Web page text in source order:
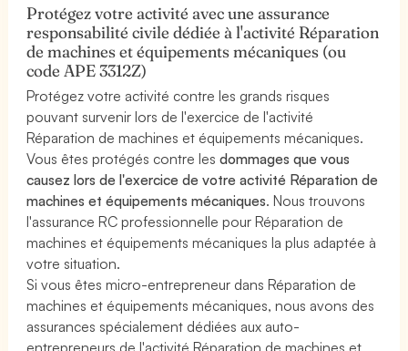
Protégez votre activité avec une assurance
responsabilité civile dédiée à l'activité Réparation
de machines et équipements mécaniques (ou
code APE 3312Z)
Protégez votre activité contre les grands risques
pouvant survenir lors de l'exercice de l'activité
Réparation de machines et équipements mécaniques.
Vous êtes protégés contre lesdommages que vous
causez lors de l'exercice de votre activité Réparation de
machines et équipements mécaniques. Nous trouvons
l'assurance RC professionnelle pour Réparation de
machines et équipements mécaniques la plus adaptée à
votre situation.
Si vous êtes micro-entrepreneur dans Réparation de
machines et équipements mécaniques, nous avons des
assurances spécialement dédiées aux auto-
entrepreneurs de l'activité Réparation de machines et